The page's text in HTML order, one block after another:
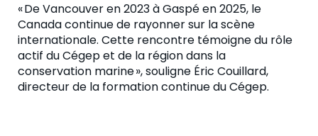
«De Vancouver en 2023 à Gaspé en 2025, le
Canada continue de rayonner sur la scène
internationale. Cette rencontre témoigne du rôle
actif du Cégep et de la région dans la
conservation marine», souligne Éric Couillard,
directeur de la formation continue du Cégep.